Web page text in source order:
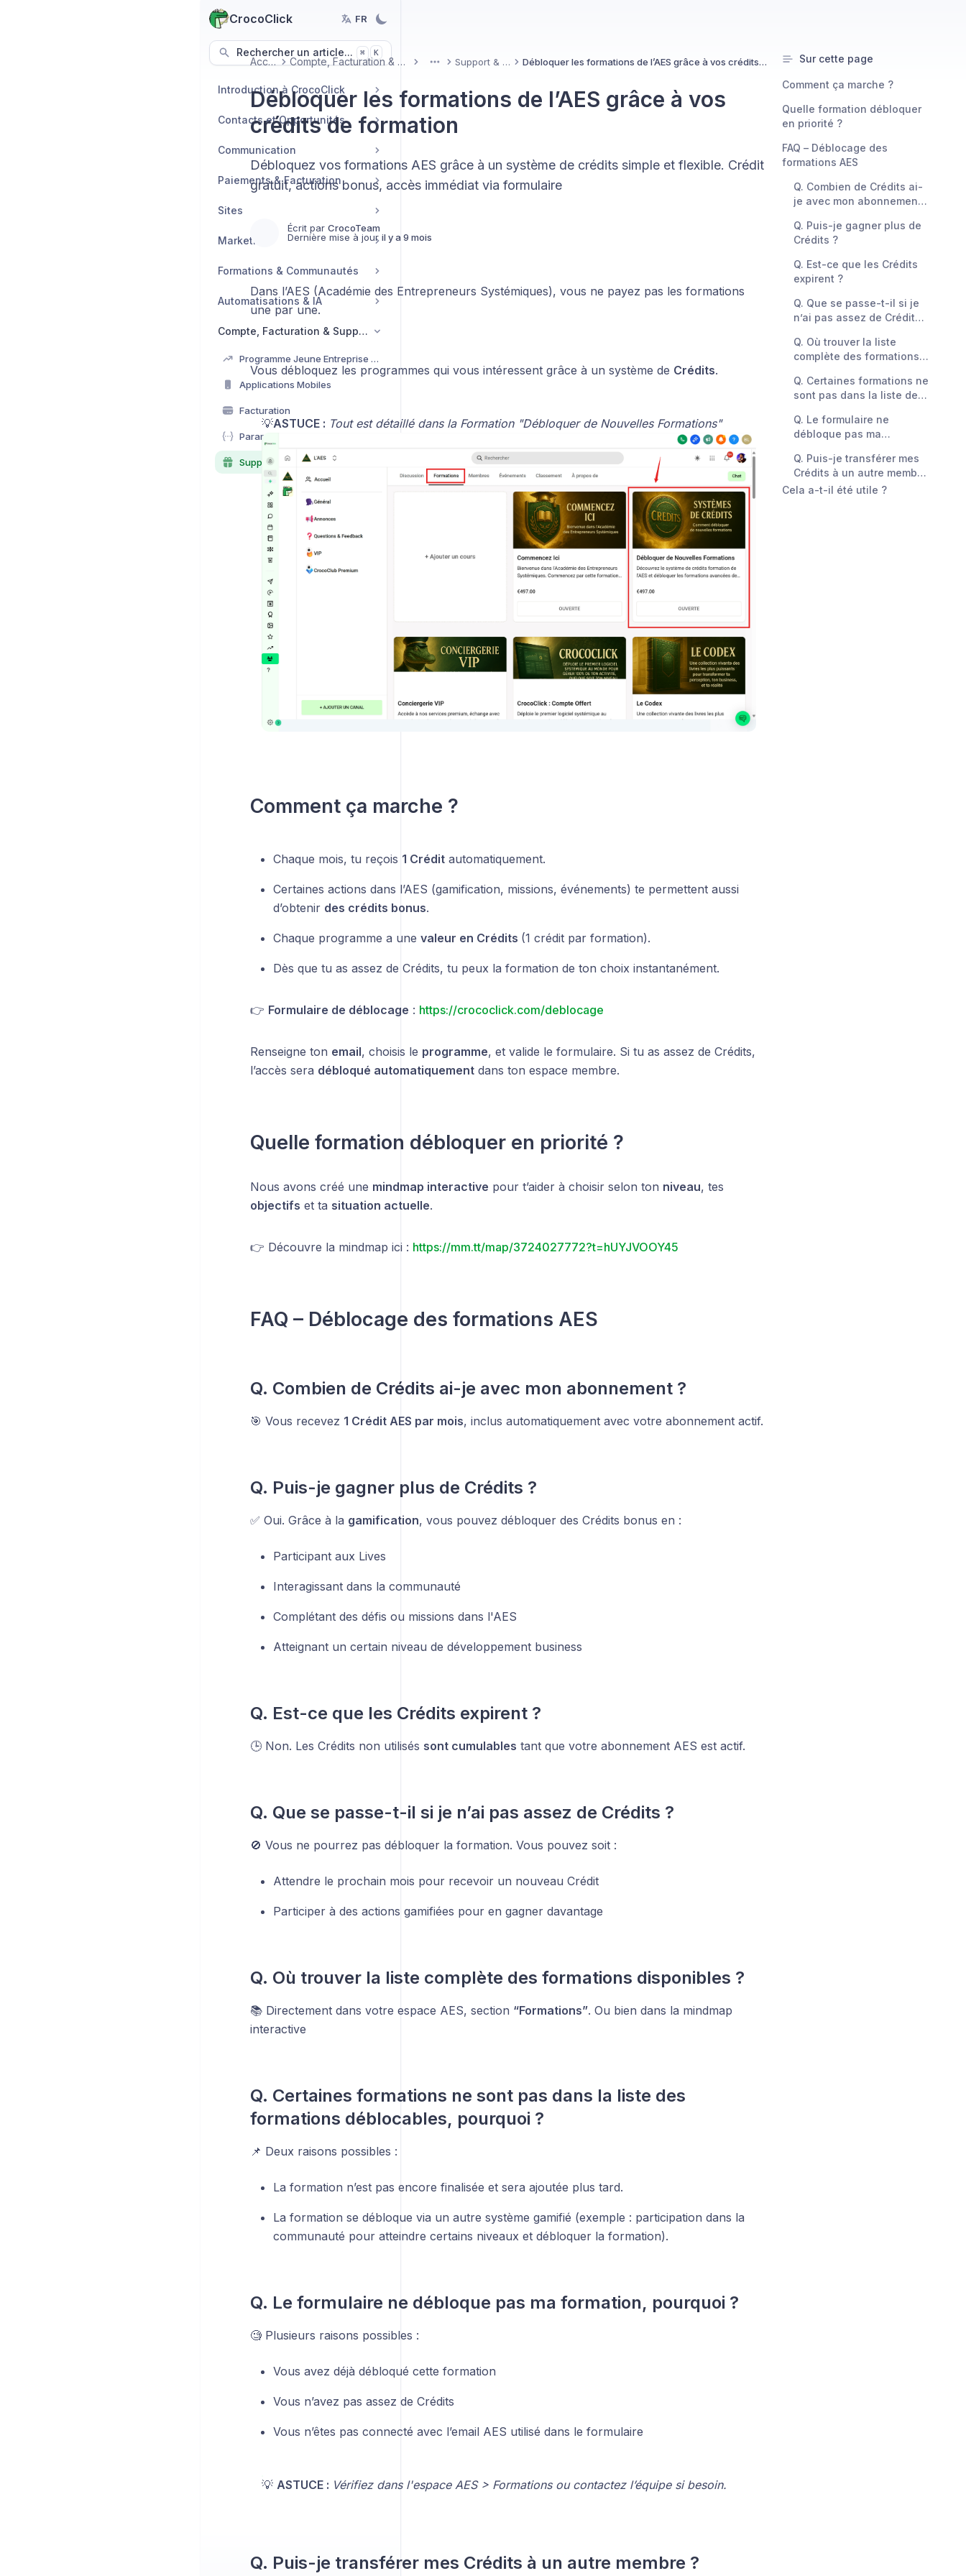
CrocoClick FR
Rechercher un article... ⌘ K
Introduction à CrocoClick
Contacts et Opportunités
Communication
Paiements & Facturation
Sites
Marketing
Formations & Communautés
Automatisations & IA
Compte, Facturation & Support
Programme Jeune Entreprise CrocoClick
Applications Mobiles
Facturation
Paramètres
Support et FAQ
Accueil Compte, Facturation & Support More Support & Aide Débloquer les formations de l’AES grâce à vos crédits de formation
Débloquer les formations de l’AES grâce à vos
crédits de formation
Débloquez vos formations AES grâce à un système de crédits simple et flexible. Crédit
gratuit, actions bonus, accès immédiat via formulaire
Écrit par CrocoTeam
Dernière mise à jour il y a 9 mois
Dans l’AES (Académie des Entrepreneurs Systémiques), vous ne payez pas les formations
une par une.
Vous débloquez les programmes qui vous intéressent grâce à un système de Crédits.
💡ASTUCE : Tout est détaillé dans la Formation "Débloquer de Nouvelles Formations"
Comment ça marche ?
Chaque mois, tu reçois 1 Créditautomatiquement.
Certaines actions dans l’AES (gamification, missions, événements) te permettent aussi
d’obtenir des crédits bonus.
Chaque programme a une valeur en Crédits (1 crédit par formation).
Dès que tu as assez de Crédits, tu peux la formation de ton choix instantanément.
👉 Formulaire de déblocage : https://crococlick.com/deblocage
Renseigne ton email, choisis le programme, et valide le formulaire. Si tu as assez de Crédits,
l’accès sera débloqué automatiquementdans ton espace membre.
Quelle formation débloquer en priorité ?
Nous avons créé une mindmap interactive pour t’aider à choisir selon ton niveau, tes
objectifs et ta situation actuelle.
👉 Découvre la mindmap ici : https://mm.tt/map/3724027772?t=hUYJVOOY45
FAQ – Déblocage des formations AES
Q. Combien de Crédits ai-je avec mon abonnement ?
🎯 Vous recevez 1 Crédit AES par mois, inclus automatiquement avec votre abonnement actif.
Q. Puis-je gagner plus de Crédits ?
✅ Oui. Grâce à la gamification, vous pouvez débloquer des Crédits bonus en :
Participant aux Lives
Interagissant dans la communauté
Complétant des défis ou missions dans l'AES
Atteignant un certain niveau de développement business
Q. Est-ce que les Crédits expirent ?
🕒 Non. Les Crédits non utilisés sont cumulables tant que votre abonnement AES est actif.
Q. Que se passe-t-il si je n’ai pas assez de Crédits ?
🚫 Vous ne pourrez pas débloquer la formation. Vous pouvez soit :
Attendre le prochain mois pour recevoir un nouveau Crédit
Participer à des actions gamifiées pour en gagner davantage
Q. Où trouver la liste complète des formations disponibles ?
📚 Directement dans votre espace AES, section “Formations”. Ou bien dans la mindmap
interactive
Q. Certaines formations ne sont pas dans la liste des
formations déblocables, pourquoi ?
📌 Deux raisons possibles :
La formation n’est pas encore finalisée et sera ajoutée plus tard.
La formation se débloque via un autre système gamifié (exemple : participation dans la
communauté pour atteindre certains niveaux et débloquer la formation).
Q. Le formulaire ne débloque pas ma formation, pourquoi ?
🧐 Plusieurs raisons possibles :
Vous avez déjà débloqué cette formation
Vous n’avez pas assez de Crédits
Vous n’êtes pas connecté avec l’email AES utilisé dans le formulaire
💡 ASTUCE : Vérifiez dans l'espace AES > Formations ou contactez l’équipe si besoin.
Q. Puis-je transférer mes Crédits à un autre membre ?
Sur cette page
Comment ça marche ?
Quelle formation débloquer
en priorité ?
FAQ – Déblocage des
formations AES
Q. Combien de Crédits ai-
je avec mon abonnement
Q. Puis-je gagner plus de
Crédits ?
Q. Est-ce que les Crédits
expirent ?
Q. Que se passe-t-il si je
n’ai pas assez de Crédits
Q. Où trouver la liste
complète des formations
Q. Certaines formations ne
sont pas dans la liste des
pourquoi ?
Q. Le formulaire ne
débloque pas ma
Q. Puis-je transférer mes
Crédits à un autre membre
?
Cela a-t-il été utile ?